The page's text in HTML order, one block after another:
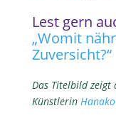
Lest gern
„Womit
Zuversicht?“
Das Titelbild zeigt
Künstlerin